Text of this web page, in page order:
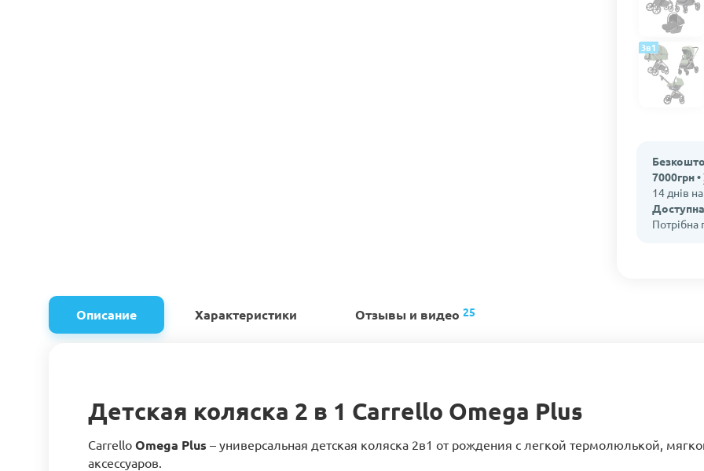
3в1
7000грн •
14 днів
Описание Характеристики Отзывы и видео 25
Детская коляска 2 в 1 Carrello Omega Plus
Carrello Omega Plus – универсальная детская коляска 2в1 от рождения с легкой термолюлькой,
аксессуаров.